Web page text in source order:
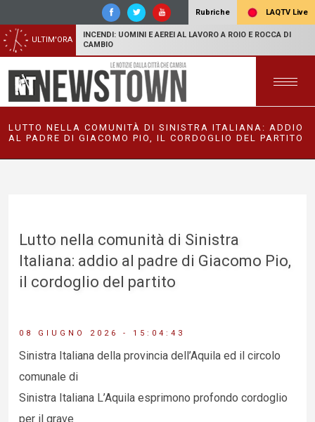
Rubriche LAQTV Live
ULTIM'ORA
INCENDI: UOMINI E AEREI AL LAVORO A ROIO E ROCCA DI
CAMBIO
LUTTO NELLA COMUNITÀ DI SINISTRA ITALIANA: ADDIO
AL PADRE DI GIACOMO PIO, IL CORDOGLIO DEL PARTITO
Lutto nella comunità di Sinistra
Italiana: addio al padre di Giacomo Pio,
il cordoglio del partito
08 GIUGNO 2026 - 15:04:43
Sinistra Italiana della provincia dell’Aquila ed il circolo
comunale di
Sinistra Italiana L’Aquila esprimono profondo cordoglio
per il grave